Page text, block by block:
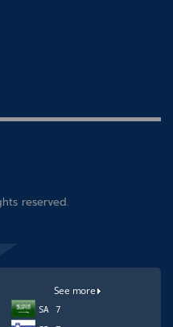
reserved.